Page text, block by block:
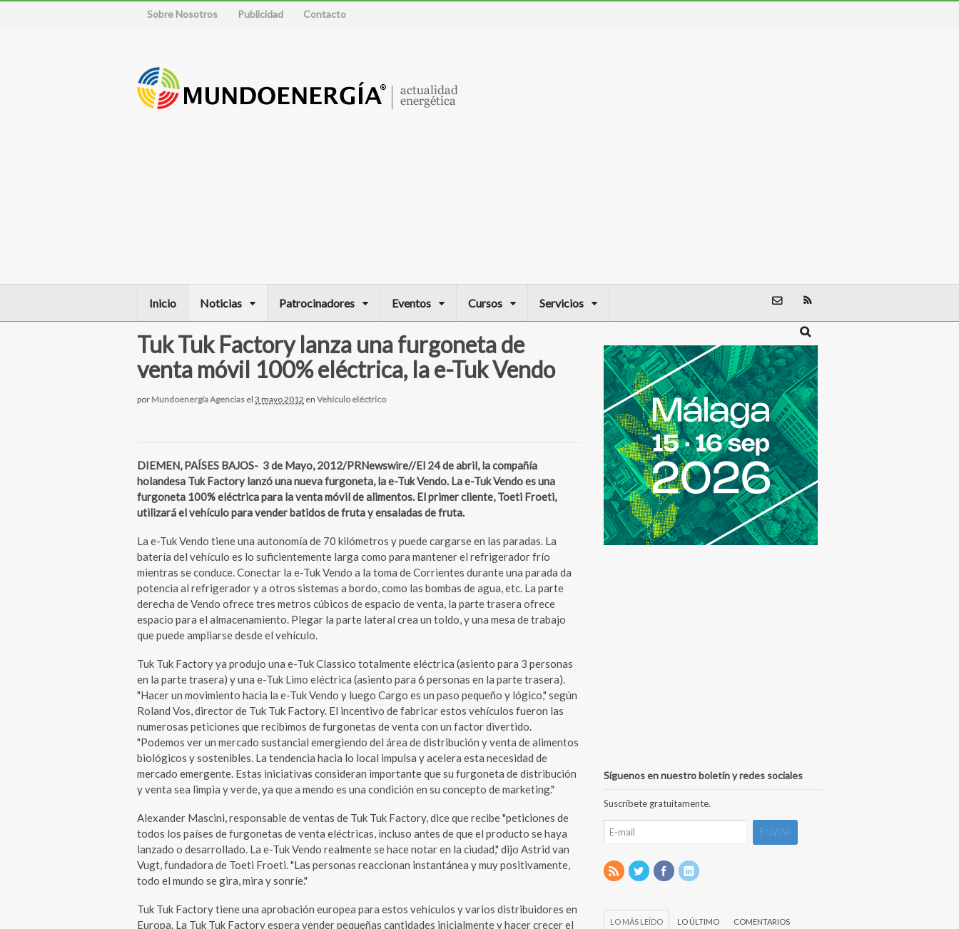
Sobre Nosotros Publicidad Contacto
Inicio Noticias Patrocinadores Eventos Cursos Servicios
Tuk Tuk Factory lanza una furgoneta de
venta móvil 100% eléctrica, la e-Tuk Vendo
por Mundoenergía Agencias el 3 mayo 2012 en Vehículo eléctrico
DIEMEN, PAÍSES BAJOS- 3 de Mayo, 2012/PRNewswire//El 24 de abril, la compañía
holandesa Tuk Factory lanzó una nueva furgoneta, la e-Tuk Vendo. La e-Tuk Vendo es una
furgoneta 100% eléctrica para la venta móvil de alimentos. El primer cliente, Toeti Froeti,
utilizará el vehículo para vender batidos de fruta y ensaladas de fruta.
La e-Tuk Vendo tiene una autonomía de 70 kilómetros y puede cargarse en las paradas. La
batería del vehículo es lo suficientemente larga como para mantener el refrigerador frío
mientras se conduce. Conectar la e-Tuk Vendo a la toma de Corrientes durante una parada da
potencia al refrigerador y a otros sistemas a bordo, como las bombas de agua, etc. La parte
derecha de Vendo ofrece tres metros cúbicos de espacio de venta, la parte trasera ofrece
espacio para el almacenamiento. Plegar la parte lateral crea un toldo, y una mesa de trabajo
que puede ampliarse desde el vehículo.
Tuk Tuk Factory ya produjo una e-Tuk Classico totalmente eléctrica (asiento para 3 personas
en la parte trasera) y una e-Tuk Limo eléctrica (asiento para 6 personas en la parte trasera).
"Hacer un movimiento hacia la e-Tuk Vendo y luego Cargo es un paso pequeño y lógico," según
Roland Vos, director de Tuk Tuk Factory. El incentivo de fabricar estos vehículos fueron las
numerosas peticiones que recibimos de furgonetas de venta con un factor divertido.
"Podemos ver un mercado sustancial emergiendo del área de distribución y venta de alimentos
biológicos y sostenibles. La tendencia hacia lo local impulsa y acelera esta necesidad de
mercado emergente. Estas iniciativas consideran importante que su furgoneta de distribución
y venta sea limpia y verde, ya que a mendo es una condición en su concepto de marketing."
Alexander Mascini, responsable de ventas de Tuk Tuk Factory, dice que recibe "peticiones de
todos los países de furgonetas de venta eléctricas, incluso antes de que el producto se haya
lanzado o desarrollado. La e-Tuk Vendo realmente se hace notar en la ciudad," dijo Astrid van
Vugt, fundadora de Toeti Froeti. "Las personas reaccionan instantánea y muy positivamente,
todo el mundo se gira, mira y sonríe."
Tuk Tuk Factory tiene una aprobación europea para estos vehículos y varios distribuidores en
Europa. La Tuk Tuk Factory espera vender pequeñas cantidades inicialmente y hacer crecer el
Síguenos en nuestro boletín y redes sociales
Suscríbete gratuitamente.
LO MÁS LEÍDO LO ÚLTIMO COMENTARIOS